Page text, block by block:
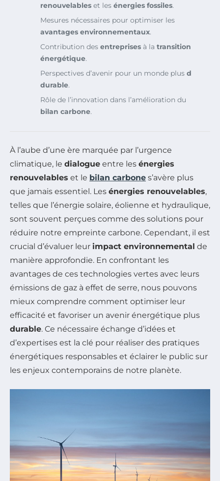
renouvelables et les énergies fossiles.
Mesures nécessaires pour optimiser les
avantages environnementaux.
Contribution des entreprises à la transition
énergétique.
Perspectives d’avenir pour un monde plus d
durable.
Rôle de l’innovation dans l’amélioration du
bilan carbone.
À l’aube d’une ère marquée par l’urgence
climatique, le dialogue entre les énergies
renouvelables et le bilan carbone s’avère plus
que jamais essentiel. Les énergies renouvelables,
telles que l’énergie solaire, éolienne et hydraulique,
sont souvent perçues comme des solutions pour
réduire notre empreinte carbone. Cependant, il est
crucial d’évaluer leur impact environnemental de
manière approfondie. En confrontant les
avantages de ces technologies vertes avec leurs
émissions de gaz à effet de serre, nous pouvons
mieux comprendre comment optimiser leur
efficacité et favoriser un avenir énergétique plus
durable. Ce nécessaire échange d’idées et
d’expertises est la clé pour réaliser des pratiques
énergétiques responsables et éclairer le public sur
les enjeux contemporains de notre planète.